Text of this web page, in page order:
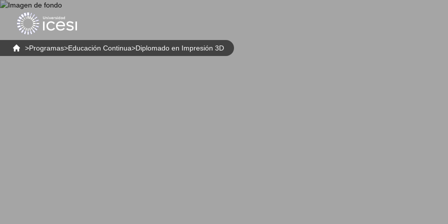
>Programas>Educación Continua>Diplomado en Impresión 3D